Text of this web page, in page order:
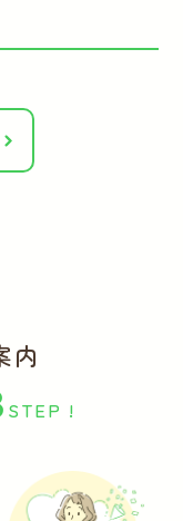
内
STEP !